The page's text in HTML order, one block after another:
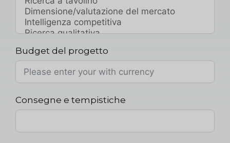
Budget del progetto
Consegne e tempistiche